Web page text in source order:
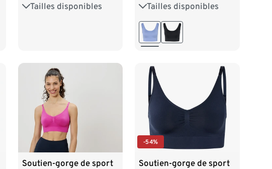
Tailles disponibles
XS 32/34 S 36/38 Tailles disponibles
XS 32/34 S 36/38
M 40/42
Soutien-gorge de sport
-54%
Soutien-gorge de sport